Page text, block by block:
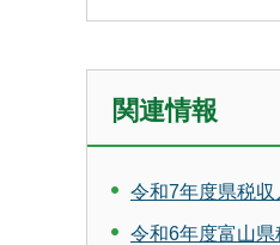
関連情報
令和7年度県税
令和6年度富山